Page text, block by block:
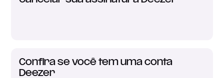
Confira se você tem uma conta
Deezer